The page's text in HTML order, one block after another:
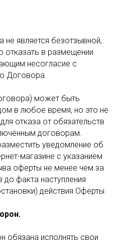
является безотзывной,
отказать в размещении
несогласие с
Договора.
может быть
в любое время, но это не
отказа от обязательств
договорам.
уведомление об
магазине с указанием
оферты не менее чем за
до факта наступления
действия Оферты.
обязана исполнять свои